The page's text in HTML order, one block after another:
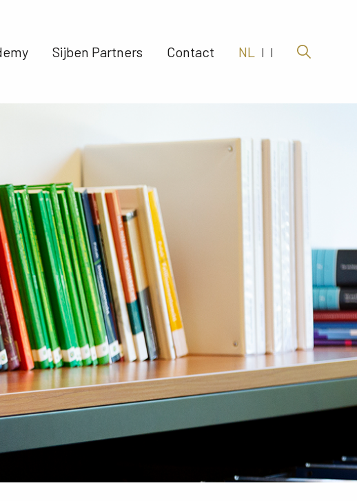
Sijben Partners Contact NL | |